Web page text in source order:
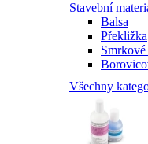
Stavební
Balsa
Překližka
Všechny